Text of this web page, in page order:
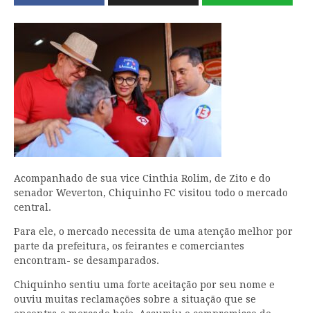
Acompanhado de sua vice Cinthia Rolim, de Zito e do
senador Weverton, Chiquinho FC visitou todo o mercado
central.
Para ele, o mercado necessita de uma atenção melhor por
parte da prefeitura, os feirantes e comerciantes
encontram- se desamparados.
Chiquinho sentiu uma forte aceitação por seu nome e
ouviu muitas reclamações sobre a situação que se